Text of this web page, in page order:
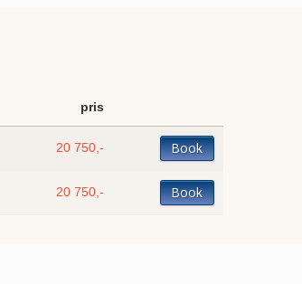
pris
20 750,- Book
20 750,- Book